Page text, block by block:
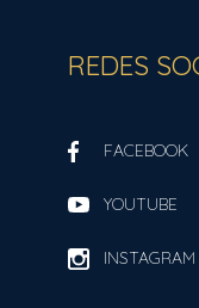
REDES
FACEBOOK
YOUTUBE
INSTAGRAM